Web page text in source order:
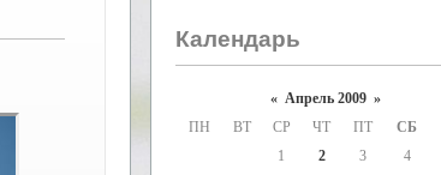
Календарь
« Апрель 2009 »
ПН
ВТ СР ЧТ ПТ СБ
1
2 3 4